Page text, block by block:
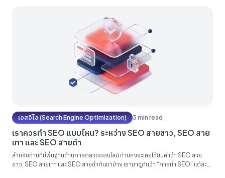
อาจทำได้หลากหลายรูปแบบไม่ว่าจะเป็น การใช้สื่อ Social media...
เอสอีโอ (Search Engine Optimization) 3 min read
เราควรทำ SEO แบบไหน? ระหว่าง SEO สายขาว, SEO สาย
เทา และ SEO สายดำ
สำหรับท่านที่มีพื้นฐานด้านการตลาดออนไลน์ ท่านคงจะเคยได้ยินคำว่า SEO สาย
ขาว, SEO สายเทา และ SEO สายดำกันมาบ้าง เรามาดูกันว่า “การทำ SEO” แต่ละ